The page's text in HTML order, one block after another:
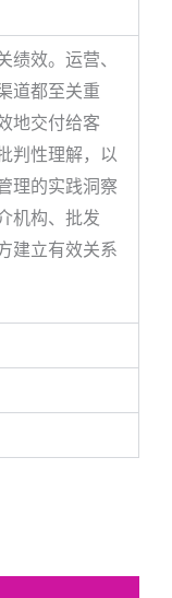
效。运营、
道都至关重
地交付给客
判性理解，以
理的实践洞察
机构、批发
建立有效关系